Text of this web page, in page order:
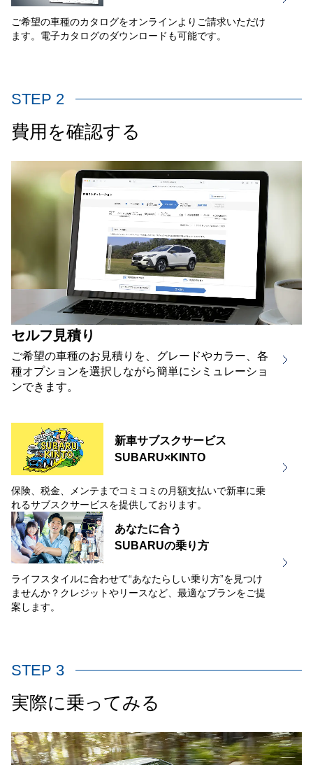
ご希望の車種のカタログをオンラインよりご請求いただけ
ます。電子カタログのダウンロードも可能です。
STEP 2
費用を確認する
セルフ見積り
ご希望の車種のお見積りを、グレードやカラー、各
種オプションを選択しながら簡単にシミュレーショ
ンできます。
新車サブスクサービス
SUBARU×KINTO
保険、税金、メンテまでコミコミの月額支払いで新車に乗
れるサブスクサービスを提供しております。
あなたに合う
SUBARUの乗り方
ライフスタイルに合わせて“あなたらしい乗り方”を見つけ
ませんか？クレジットやリースなど、最適なプランをご提
案します。
STEP 3
実際に乗ってみる